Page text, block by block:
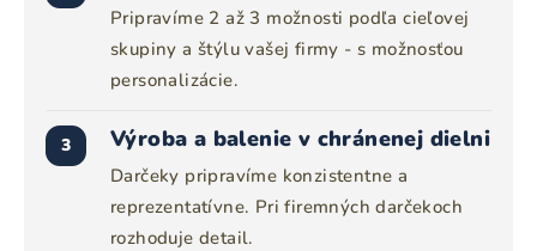
Pripravíme 2 až 3 možnosti podľa cieľovej
skupiny a štýlu vašej firmy - s možnosťou
personalizácie.
3 Výroba a balenie v chránenej dielni
Darčeky pripravíme konzistentne a
reprezentatívne. Pri firemných darčekoch
rozhoduje detail.